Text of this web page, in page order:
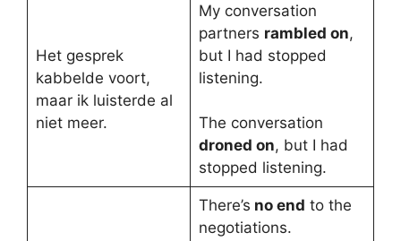
Het gesprek
kabbelde voort,
maar ik luisterde al
niet meer.
My conversation
partners rambled on,
but I had stopped
listening.
The conversation
droned on, but I had
stopped listening.
There’s no end to the
negotiations.